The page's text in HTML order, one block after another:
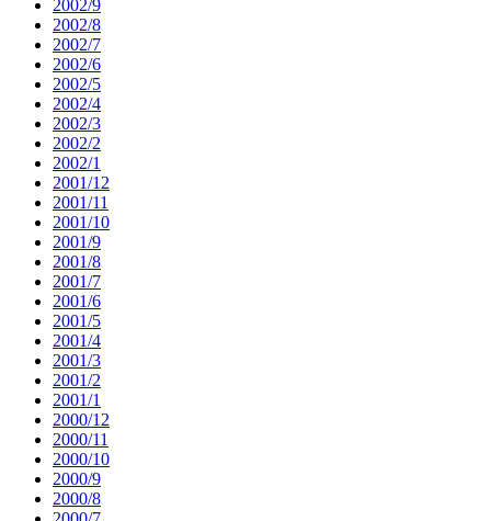
2002/9
2002/8
2002/7
2002/6
2002/5
2002/4
2002/3
2002/2
2002/1
2001/12
2001/11
2001/10
2001/9
2001/8
2001/7
2001/6
2001/5
2001/4
2001/3
2001/2
2001/1
2000/12
2000/11
2000/10
2000/9
2000/8